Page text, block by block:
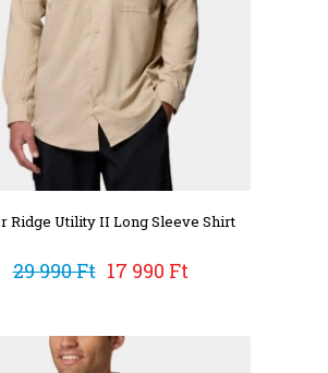
Ridge Utility II Long Sleeve Shirt
29 990 Ft 17 990 Ft